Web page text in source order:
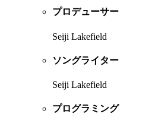
プロデューサー
Seiji Lakefield
ソングライター
Seiji Lakefield
プログラミング